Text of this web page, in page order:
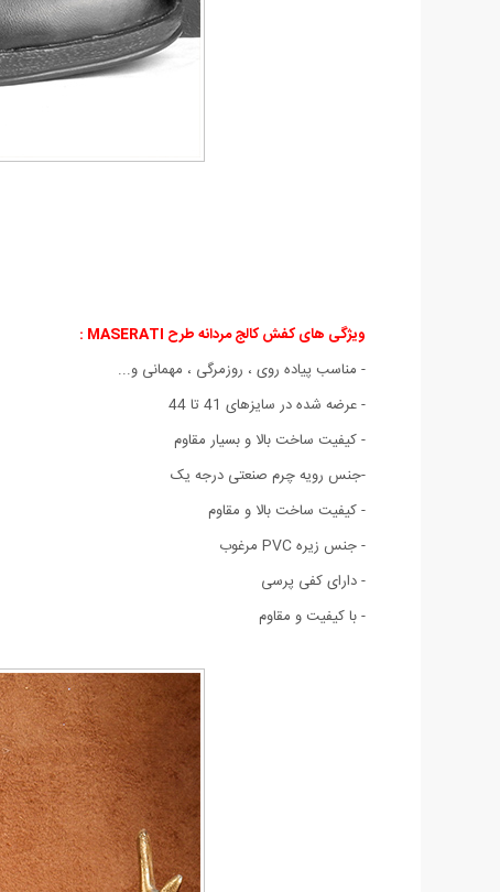
ویژگی های کفش کالج مردانه طرح MASERATI :
- مناسب پیاده روی ، روزمرگی ، مهمانی و...
- عرضه شده در سایزهای 41 تا 44
- کیفیت ساخت بالا و بسیار مقاوم
-جنس رویه چرم صنعتی درجه یک
- کیفیت ساخت بالا و مقاوم
- جنس زیره PVC مرغوب
- دارای کفی پرسی
- با کیفیت و مقاوم